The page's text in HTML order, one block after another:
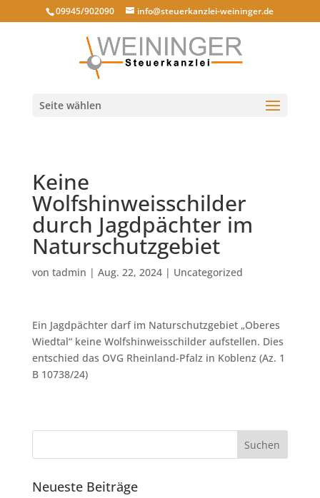
09945/902090 info@steuerkanzlei-weininger.de
Seite wählen
Keine
Wolfshinweisschilder
durch Jagdpächter im
Naturschutzgebiet
von tadmin | Aug. 22, 2024| Uncategorized
Ein Jagdpächter darf im Naturschutzgebiet „Oberes
Wiedtal“ keine Wolfshinweisschilder aufstellen. Dies
entschied das OVG Rheinland-Pfalz in Koblenz (Az. 1
B 10738/24)
Neueste Beiträge